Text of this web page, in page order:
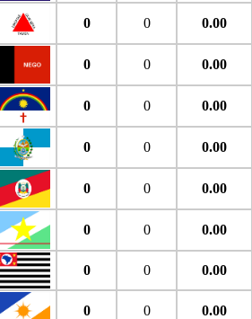
0 0 0.00
0 0 0.00
0 0 0.00
0 0 0.00
0 0 0.00
0 0 0.00
0 0 0.00
0 0 0.00